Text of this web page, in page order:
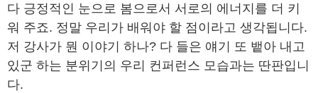
다 긍정적인 눈으로 봄으로서 서로의 에너지를 더 키
워 주죠. 정말 우리가 배워야 할 점이라고 생각됩니다.
저 강사가 뭔 이야기 하나? 다 들은 얘기 또 뱉아 내고
있군 하는 분위기의 우리 컨퍼런스 모습과는 딴판입니
다.